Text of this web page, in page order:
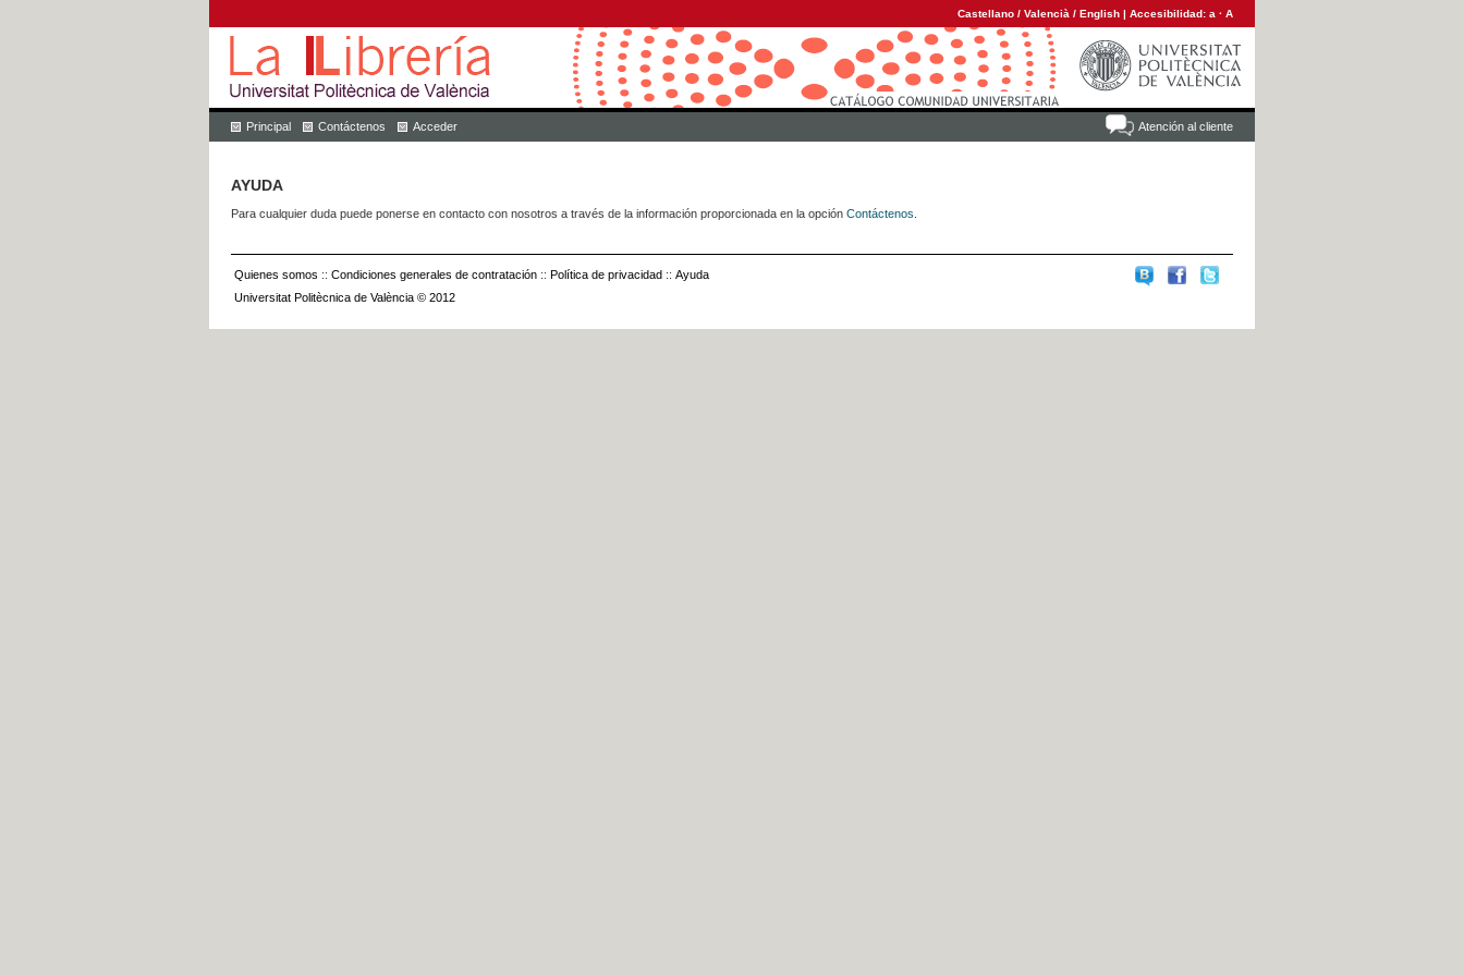
Castellano / Valencià / English | Accesibilidad: a · A
Atención al cliente
Principal Contáctenos Acceder
AYUDA
Para cualquier duda puede ponerse en contacto con nosotros a través de la información proporcionada en la opción Contáctenos
Quienes somos :: Condiciones generales de contratación :: Política de privacidad :: Ayuda
Universitat Politècnica de València © 2012